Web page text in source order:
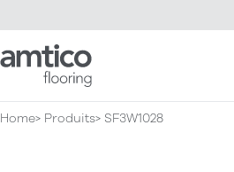
Amtico Flooring
Home Produits SF3W1028